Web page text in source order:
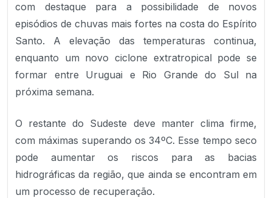
com destaque para a possibilidade de novos
episódios de chuvas mais fortes na costa do Espírito
Santo. A elevação das temperaturas continua,
enquanto um novo ciclone extratropical pode se
formar entre Uruguai e Rio Grande do Sul na
próxima semana.
O restante do Sudeste deve manter clima firme,
com máximas superando os 34ºC. Esse tempo seco
pode aumentar os riscos para as bacias
hidrográficas da região, que ainda se encontram em
um processo de recuperação.